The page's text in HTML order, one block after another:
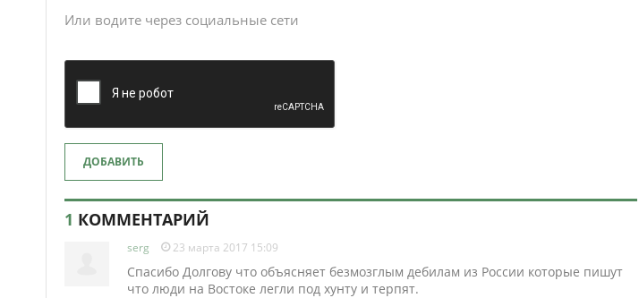
Или водите через социальные сети
ДОБАВИТЬ
1 КОММЕНТАРИЙ
serg 23 марта 2017 15:09
Спасибо Долгову что объясняет безмозглым дебилам из России которые пишут
что люди на Востоке легли под хунту и терпят.